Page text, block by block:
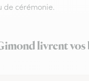
de cérémonie.
livrent